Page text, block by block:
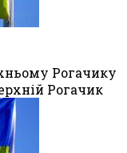
Рогачику
Рогачик